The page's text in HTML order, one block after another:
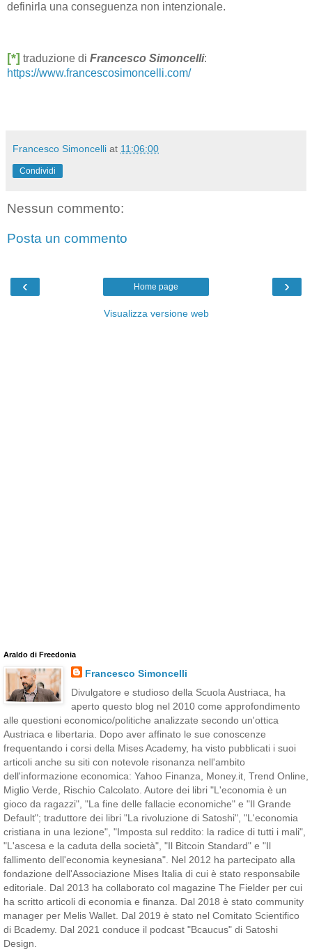
definirla una conseguenza non intenzionale.
[*] traduzione di Francesco Simoncelli:
https://www.francescosimoncelli.com/
Francesco Simoncelli at 11:06:00
Condividi
Nessun commento:
Posta un commento
‹ ›
Home page
Visualizza versione web
Araldo di Freedonia
Francesco Simoncelli
Divulgatore e studioso della Scuola Austriaca, ha
aperto questo blog nel 2010 come approfondimento
alle questioni economico/politiche analizzate secondo un'ottica
Austriaca e libertaria. Dopo aver affinato le sue conoscenze
frequentando i corsi della Mises Academy, ha visto pubblicati i suoi
articoli anche su siti con notevole risonanza nell'ambito
dell'informazione economica: Yahoo Finanza, Money.it, Trend Online,
Miglio Verde, Rischio Calcolato. Autore dei libri "L'economia è un
gioco da ragazzi", "La fine delle fallacie economiche" e "Il Grande
Default"; traduttore dei libri "La rivoluzione di Satoshi", "L'economia
cristiana in una lezione", "Imposta sul reddito: la radice di tutti i mali",
"L'ascesa e la caduta della società", "Il Bitcoin Standard" e "Il
fallimento dell'economia keynesiana". Nel 2012 ha partecipato alla
fondazione dell'Associazione Mises Italia di cui è stato responsabile
editoriale. Dal 2013 ha collaborato col magazine The Fielder per cui
ha scritto articoli di economia e finanza. Dal 2018 è stato community
manager per Melis Wallet. Dal 2019 è stato nel Comitato Scientifico
di Bcademy. Dal 2021 conduce il podcast "Bcaucus" di Satoshi
Design.